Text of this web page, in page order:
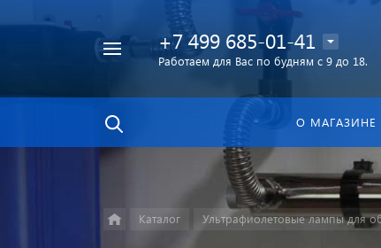
+7 499 685-01-41
Работаем для Вас по будням с 9 до 18.
О МАГАЗИНЕ
Каталог Ультрафиолетовые лампы для